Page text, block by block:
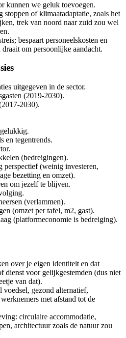
kunnen we geluk toevoegen.
of klimaatadaptatie, zoals het
trek van noord naar zuid zou wel
bespaart personeelskosten en
om persoonlijke aandacht.
uitgegeven in de sector.
(2019-2030).
2030).
en tegentrends.
(bedreigingen).
perspectief (weinig investeren,
bezetting en omzet).
om jezelf te blijven.
(verlammen).
(omzet per tafel, m2, gast).
(platformeconomie is bedreiging).
over je eigen identiteit en dat
dienst voor gelijkgestemden (dus niet
van dat).
voedsel, gezond alternatief,
met afstand tot de
circulaire accommodatie,
architectuur zoals de natuur zou